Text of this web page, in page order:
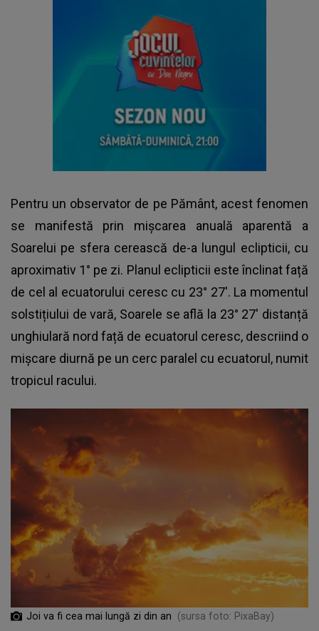
Pentru un observator de pe Pământ, acest fenomen
se manifestă prin mișcarea anuală aparentă a
Soarelui pe sfera cerească de-a lungul eclipticii, cu
aproximativ 1° pe zi. Planul eclipticii este înclinat față
de cel al ecuatorului ceresc cu 23° 27'. La momentul
solstițiului de vară, Soarele se află la 23° 27' distanță
unghiulară nord față de ecuatorul ceresc, descriind o
mișcare diurnă pe un cerc paralel cu ecuatorul, numit
tropicul racului.
Joi va fi cea mai lungă zi din an (sursa foto: PixaBay)